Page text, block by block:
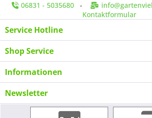
06831 - 5035680-
Kontaktformular
Service Hotline
Shop Service
Informationen
Newsletter